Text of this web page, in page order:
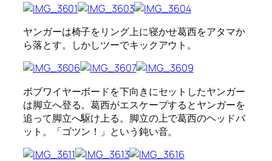
ヤンガーは椅子をリング上に寝かせ葛西をアタマか
ら落とす。しかしツーでキックアウト。
ボブワイヤーボードを下向きにセットしたヤンガー
は脚立へ登る。葛西がエスケープするとヤンガーを
追って脚立へ駆け上る。脚立の上で葛西のヘッドバ
ット。「ゴツン！」という鈍い音。